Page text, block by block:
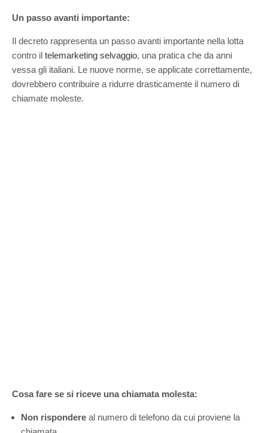
Un passo avanti importante:
Il decreto rappresenta un passo avanti importante nella lotta
contro il telemarketing selvaggio, una pratica che da anni
vessa gli italiani. Le nuove norme, se applicate correttamente,
dovrebbero contribuire a ridurre drasticamente il numero di
chiamate moleste.
Cosa fare se si riceve una chiamata molesta:
Non rispondere al numero di telefono da cui proviene la